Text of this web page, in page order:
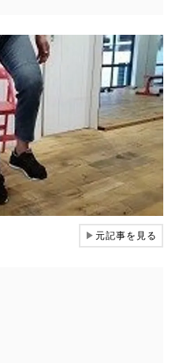
▶元記事を見る